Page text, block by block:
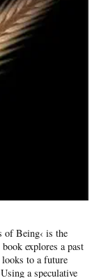
of Being‹ is the
explores a past
looks to a future
a speculative